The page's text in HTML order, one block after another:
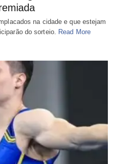
na cidade e que estejam
do sorteio. Read More